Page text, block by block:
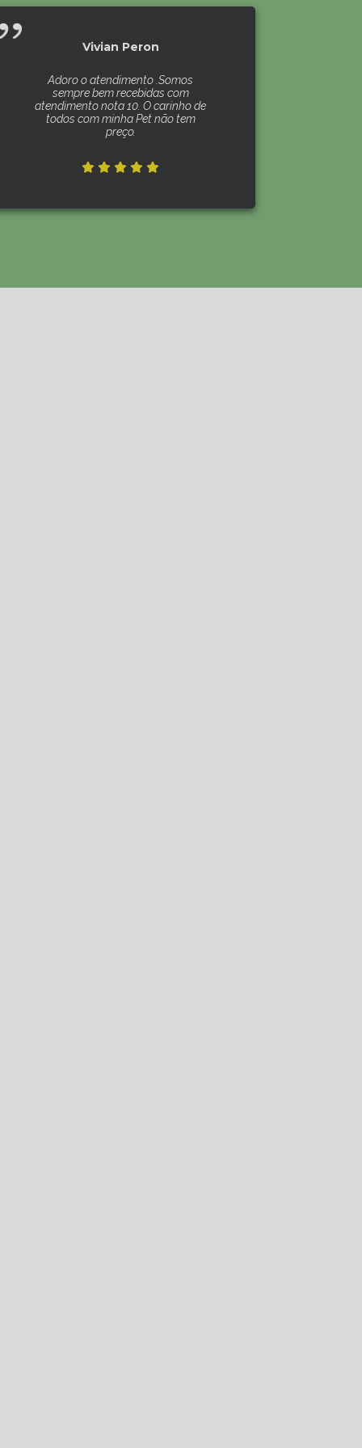
Vivian Peron
Adoro o atendimento .Somos
sempre bem recebidas com
atendimento nota 10. O carinho de
todos com minha Pet não tem
preço.